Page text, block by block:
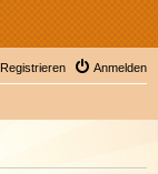
Anmelden
Registrieren